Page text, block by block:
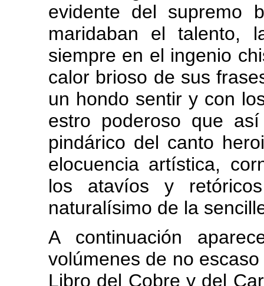
evidente del supremo
maridaban el talento,
siempre en el ingenio
calor brioso de sus
un hondo sentir y con
estro poderoso que
pindárico del canto
elocuencia artística,
los atavíos y
naturalísimo de la
A continuación
volúmenes de no
Libro del Cobre y del